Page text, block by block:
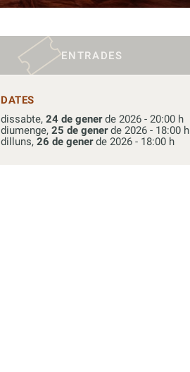
ENTRADES
DATES
dissabte,24 de generde 2026 - 20:00 h
diumenge,25 de generde 2026 - 18:00 h
dilluns,26 de generde 2026 - 18:00 h